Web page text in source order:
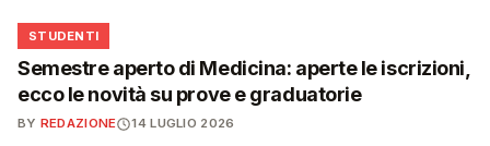
🎓
STUDENTI
Semestre aperto di Medicina: aperte le iscrizioni,
ecco le novità su prove e graduatorie
BY REDAZIONE 14 LUGLIO 2026